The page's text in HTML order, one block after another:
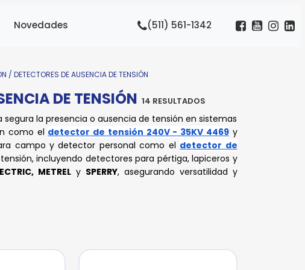
Novedades (511) 561-1342
/ DETECTORES DE AUSENCIA DE TENSIÓN
DE TENSIÓN 14 RESULTADOS
la presencia o ausencia de tensión en sistemas
como el detector de tensión 240V - 35KV 4469 y
campo y detector personal como el detector de
incluyendo detectores para pértiga, lapiceros y
METRELy SPERRY, asegurando versatilidad y